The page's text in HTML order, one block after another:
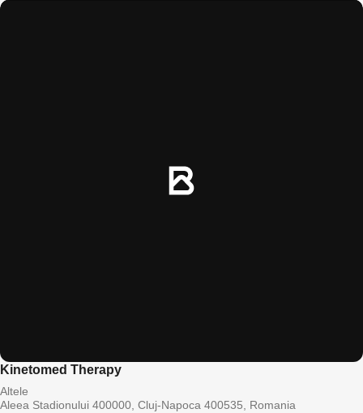
Kinetomed Therapy
Altele
Aleea Stadionului 400000, Cluj-Napoca 400535, Romania